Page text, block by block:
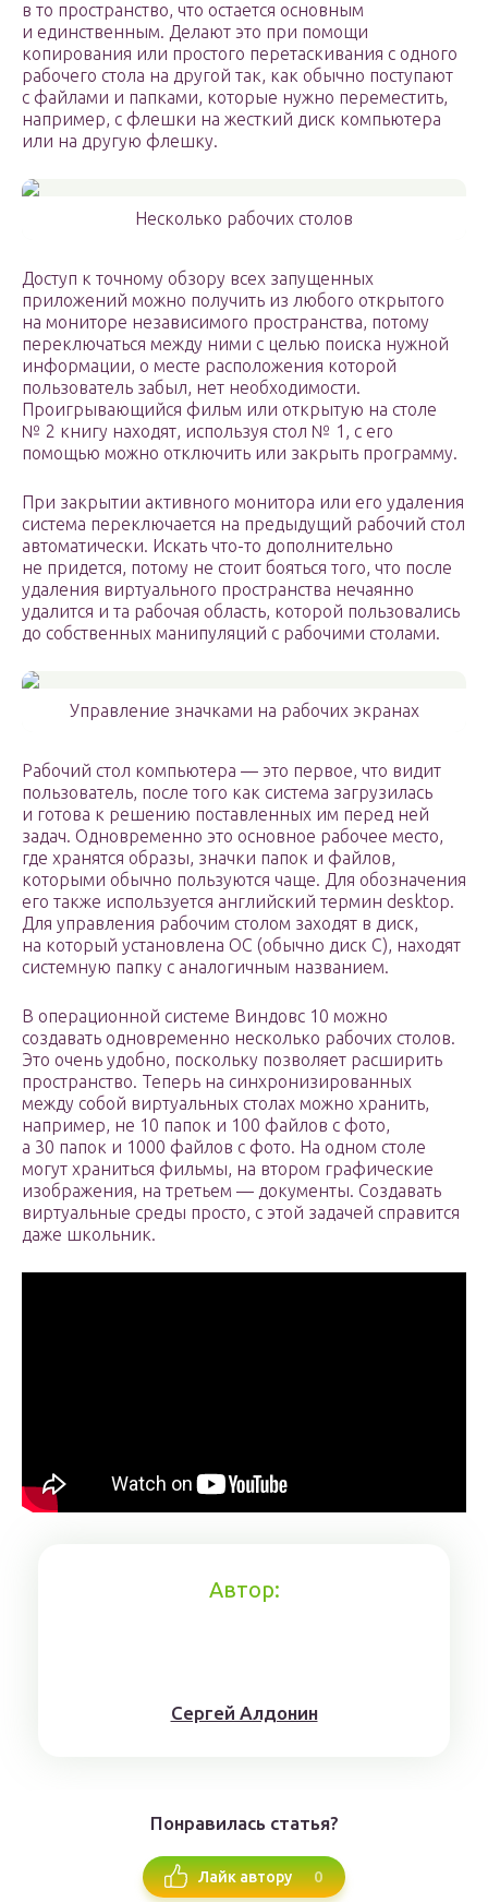
в то пространство, что остается основным
и единственным. Делают это при помощи
копирования или простого перетаскивания с одного
рабочего стола на другой так, как обычно поступают
с файлами и папками, которые нужно переместить,
например, с флешки на жесткий диск компьютера
или на другую флешку.
Несколько рабочих столов
Доступ к точному обзору всех запущенных
приложений можно получить из любого открытого
на мониторе независимого пространства, потому
переключаться между ними с целью поиска нужной
информации, о месте расположения которой
пользователь забыл, нет необходимости.
Проигрывающийся фильм или открытую на столе
№ 2 книгу находят, используя стол № 1, с его
помощью можно отключить или закрыть программу.
При закрытии активного монитора или его удаления
система переключается на предыдущий рабочий стол
автоматически. Искать что-то дополнительно
не придется, потому не стоит бояться того, что после
удаления виртуального пространства нечаянно
удалится и та рабочая область, которой пользовались
до собственных манипуляций с рабочими столами.
Управление значками на рабочих экранах
Рабочий стол компьютера — это первое, что видит
пользователь, после того как система загрузилась
и готова к решению поставленных им перед ней
задач. Одновременно это основное рабочее место,
где хранятся образы, значки папок и файлов,
которыми обычно пользуются чаще. Для обозначения
его также используется английский термин desktop.
Для управления рабочим столом заходят в диск,
на который установлена ОС (обычно диск С), находят
системную папку с аналогичным названием.
В операционной системе Виндовс 10 можно
создавать одновременно несколько рабочих столов.
Это очень удобно, поскольку позволяет расширить
пространство. Теперь на синхронизированных
между собой виртуальных столах можно хранить,
например, не 10 папок и 100 файлов с фото,
а 30 папок и 1000 файлов с фото. На одном столе
могут храниться фильмы, на втором графические
изображения, на третьем — документы. Создавать
виртуальные среды просто, с этой задачей справится
даже школьник.
Автор:
Сергей Алдонин
Понравилась статья?
Лайк автору 0